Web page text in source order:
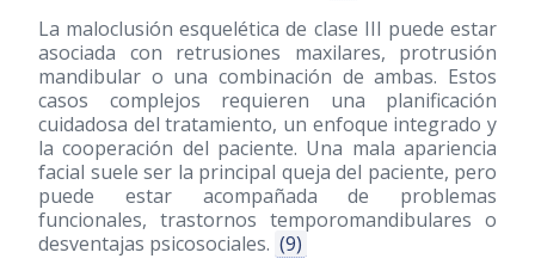
La maloclusión esquelética de clase III puede estar
asociada con retrusiones maxilares, protrusión
mandibular o una combinación de ambas. Estos
casos complejos requieren una planificación
cuidadosa del tratamiento, un enfoque integrado y
la cooperación del paciente. Una mala apariencia
facial suele ser la principal queja del paciente, pero
puede estar acompañada de problemas
funcionales, trastornos temporomandibulares o
desventajas psicosociales. (9)